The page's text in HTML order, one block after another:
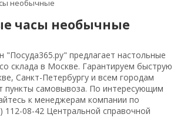
необычные
часы необычные
"Посуда365.ру" предлагает настольные
склада в Москве. Гарантируем быструю
Санкт-Петербургу и всем городам
пункты самовывоза. По интересующим
к менеджерам компании по
112-08-42 Центральной справочной